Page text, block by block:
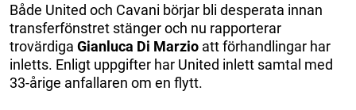
Både United och Cavani börjar bli desperata innan
transferfönstret stänger och nu rapporterar
trovärdiga Gianluca Di Marzio att förhandlingar har
inletts. Enligt uppgifter har United inlett samtal med
33-årige anfallaren om en flytt.